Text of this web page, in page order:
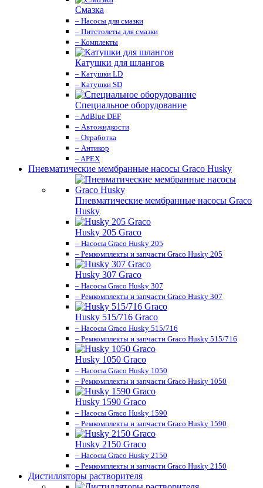
Смазка
– Насосы для смазки
– Питстолеты для смазки
– Комплекты
Катушки для шлангов
– Катушки LD
– Катушки SD
Специальное оборудование
– AdBlue DEF
– Автожидкости
– Отработка
– Антикор
– APEX
Пневматические мембранные насосы Graco Husky
Пневматические мембранные насосы Graco
Husky
Husky 205 Graco
– Насосы Graco Husky 205
– Ремкомплекты и запчасти Graco Husky 205
Husky 307 Graco
– Насосы Graco Husky 307
– Ремкомплекты и запчасти Graco Husky 307
Husky 515/716 Graco
– Насосы Graco Husky 515/716
– Ремкомплекты и запчасти Graco Husky 515/716
Husky 1050 Graco
– Насосы Graco Husky 1050
– Ремкомплекты и запчасти Graco Husky 1050
Husky 1590 Graco
– Насосы Graco Husky 1590
– Ремкомплекты и запчасти Graco Husky 1590
Husky 2150 Graco
– Насосы Graco Husky 2150
– Ремкомплекты и запчасти Graco Husky 2150
Дистилляторы растворителя